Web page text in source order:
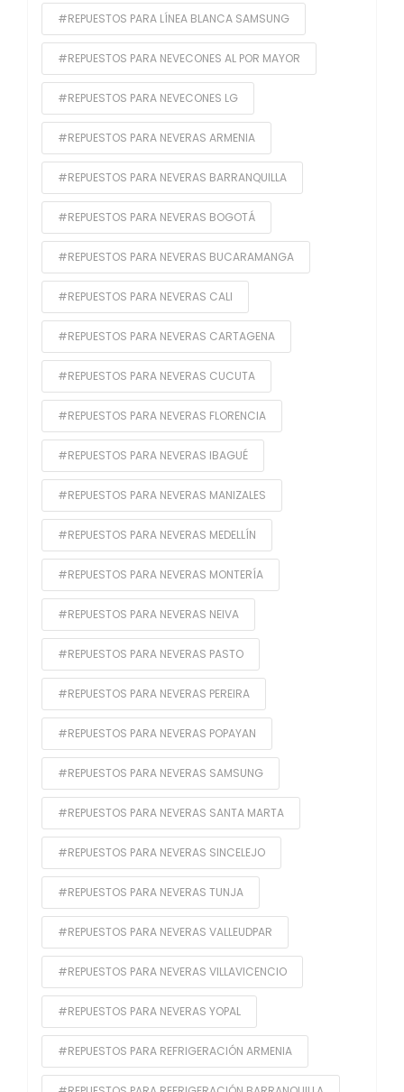
#REPUESTOS PARA LÍNEA BLANCA SAMSUNG
#REPUESTOS PARA NEVECONES AL POR MAYOR
#REPUESTOS PARA NEVECONES LG
#REPUESTOS PARA NEVERAS ARMENIA
#REPUESTOS PARA NEVERAS BARRANQUILLA
#REPUESTOS PARA NEVERAS BOGOTÁ
#REPUESTOS PARA NEVERAS BUCARAMANGA
#REPUESTOS PARA NEVERAS CALI
#REPUESTOS PARA NEVERAS CARTAGENA
#REPUESTOS PARA NEVERAS CUCUTA
#REPUESTOS PARA NEVERAS FLORENCIA
#REPUESTOS PARA NEVERAS IBAGUÉ
#REPUESTOS PARA NEVERAS MANIZALES
#REPUESTOS PARA NEVERAS MEDELLÍN
#REPUESTOS PARA NEVERAS MONTERÍA
#REPUESTOS PARA NEVERAS NEIVA
#REPUESTOS PARA NEVERAS PASTO
#REPUESTOS PARA NEVERAS PEREIRA
#REPUESTOS PARA NEVERAS POPAYAN
#REPUESTOS PARA NEVERAS SAMSUNG
#REPUESTOS PARA NEVERAS SANTA MARTA
#REPUESTOS PARA NEVERAS SINCELEJO
#REPUESTOS PARA NEVERAS TUNJA
#REPUESTOS PARA NEVERAS VALLEUDPAR
#REPUESTOS PARA NEVERAS VILLAVICENCIO
#REPUESTOS PARA NEVERAS YOPAL
#REPUESTOS PARA REFRIGERACIÓN ARMENIA